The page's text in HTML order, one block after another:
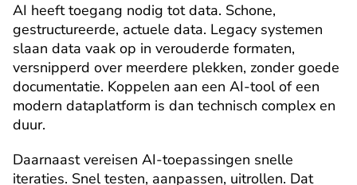
AI heeft toegang nodig tot data. Schone,
gestructureerde, actuele data. Legacy systemen
slaan data vaak op in verouderde formaten,
versnipperd over meerdere plekken, zonder goede
documentatie. Koppelen aan een AI-tool of een
modern dataplatform is dan technisch complex en
duur.
Daarnaast vereisen AI-toepassingen snelle
iteraties. Snel testen, aanpassen, uitrollen. Dat